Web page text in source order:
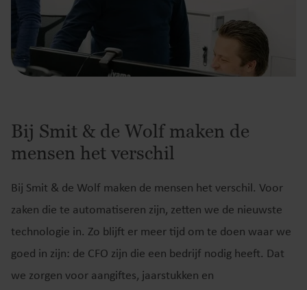
Bij Smit & de Wolf maken de
mensen het verschil
Bij Smit & de Wolf maken de mensen het verschil. Voor
zaken die te automatiseren zijn, zetten we de nieuwste
technologie in. Zo blijft er meer tijd om te doen waar we
goed in zijn: de CFO zijn die een bedrijf nodig heeft. Dat
we zorgen voor aangiftes, jaarstukken en